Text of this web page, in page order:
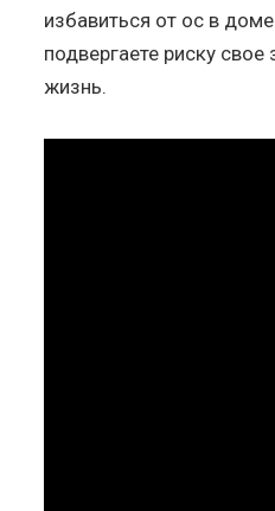
избавиться от ос в
подвергаете риску
жизнь.